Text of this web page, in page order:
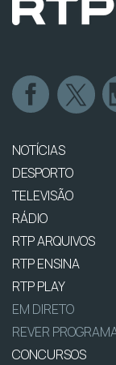
NOTÍCIAS
DESPORTO
TELEVISÃO
RÁDIO
RTP ARQUIVOS
RTP ENSINA
RTP PLAY
EM DIRETO
REVER
CONCURSOS